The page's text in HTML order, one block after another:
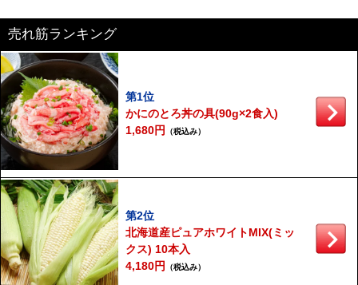
売れ筋ランキング
第1位
かにのとろ丼の具(90g×2食入)
1,680円
（税込み）
第2位
北海道産ピュアホワイトMIX(ミッ
クス) 10本入
4,180円
（税込み）